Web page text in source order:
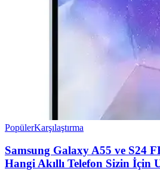
PopülerKarşılaştırma
Samsung Galaxy A55 ve S24
Hangi Akıllı Telefon Sizin İçin